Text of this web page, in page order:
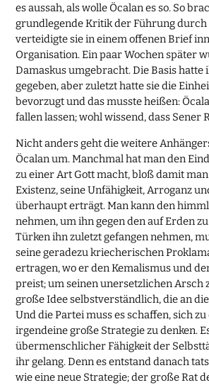
es aussah, als wolle Öcalan es so. So
grundlegende Kritik der Führung durch
verteidigte sie in einem offenen Brief
Organisation. Ein paar Wochen später
Damaskus umgebracht. Die Basis hatte
gegeben, aber zuletzt hatte sie die
bevorzugt und das musste heißen:
fallen lassen; wohl wissend, dass Sener
Nicht anders geht die weitere
Öcalan um. Manchmal hat man den
zu einer Art Gott macht, bloß damit
Existenz, seine Unfähigkeit, Arroganz
überhaupt erträgt. Man kann den
nehmen, um ihn gegen den auf Erden
Türken ihn zuletzt gefangen nehmen,
seine geradezu kriecherischen
ertragen, wo er den Kemalismus und
preist; um seinen unersetzlichen Arsch
große Idee selbstverständlich, die an
Und die Partei muss es schaffen, sich
irgendeine große Strategie zu denken.
übermenschlicher Fähigkeit der
ihr gelang. Denn es entstand danach
wie eine neue Strategie; der große Rat